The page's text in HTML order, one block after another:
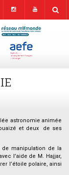
astronomie animée
et deux de ses
manipulation de la
l’aide de M. Hajjar,
l’étoile polaire, ainsi